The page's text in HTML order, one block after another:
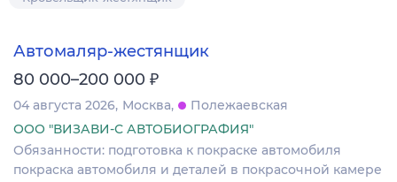
Автомаляр-жестянщик
80 000–200 000 ₽
04 августа 2026 Москва
Полежаевская
ООО "ВИЗАВИ-С АВТОБИОГРАФИЯ"
Обязанности: подготовка к покраске автомобиля
покраска автомобиля и деталей в покрасочной камере